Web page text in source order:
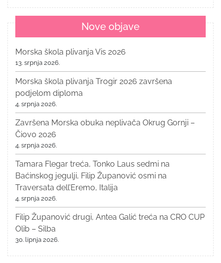
Nove objave
Morska škola plivanja Vis 2026
13. srpnja 2026.
Morska škola plivanja Trogir 2026 završena
podjelom diploma
4. srpnja 2026.
Završena Morska obuka neplivača Okrug Gornji –
Čiovo 2026
4. srpnja 2026.
Tamara Flegar treća, Tonko Laus sedmi na
Baćinskog jegulji, Filip Županović osmi na
Traversata dell’Eremo, Italija
4. srpnja 2026.
Filip Županović drugi, Antea Galić treća na CRO CUP
Olib – Silba
30. lipnja 2026.